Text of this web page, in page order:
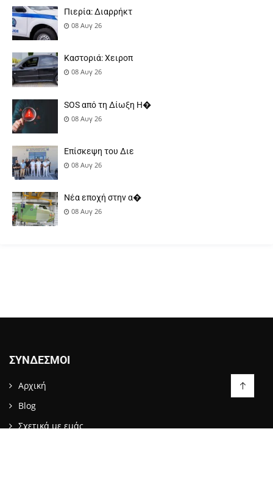
Πιερία: Διαρρήκτ
08 Αυγ 26
Καστοριά: Χειροπ
08 Αυγ 26
SOS από τη Δίωξη Η�
08 Αυγ 26
Επίσκεψη του Διε
08 Αυγ 26
Νέα εποχή στην α�
08 Αυγ 26
ΣΎΝΔΕΣΜΟΙ
Αρχική
Blog
Σχετικά με εμάς